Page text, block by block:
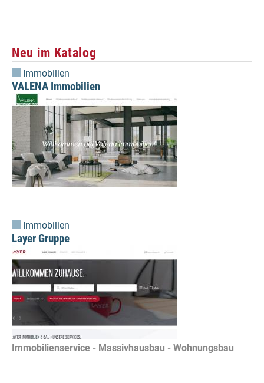
Neu im Katalog
Immobilien
VALENA Immobilien
Immobilien
Layer Gruppe
Immobilienservice - Massivhausbau - Wohnungsbau